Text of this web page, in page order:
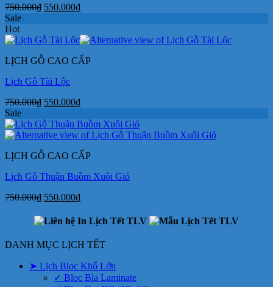
750.000₫ Giá
750.000₫.
550.000₫Giá
là:
Sale
Hot
LỊCH GỖ CAO CẤP
Lịch Gỗ Tài Lộc
750.000₫ Giá
là:
750.000₫.
550.000₫Giá
tại
là:
Sale
LỊCH GỖ CAO CẤP
Lịch Gỗ Thuận Buồm Xuôi Gió
750.000₫ Giá
là:
750.000₫.
550.000₫Giá
tại
550.000₫.
DANH MỤC LỊCH TẾT
➤ Lịch Bloc Khổ Lớn
✓ Bloc Bìa Laminate